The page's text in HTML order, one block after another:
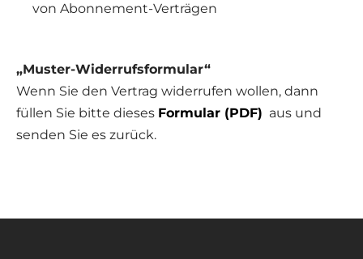
von Abonnement-Verträgen
„Muster-Widerrufsformular“
Wenn Sie den Vertrag widerrufen wollen, dann
füllen Sie bitte dieses Formular (PDF) aus und
senden Sie es zurück.